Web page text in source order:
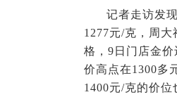
记者走访发
1277元/克，周
格，9日门店金
价高点在1300多
1400元/克的价位